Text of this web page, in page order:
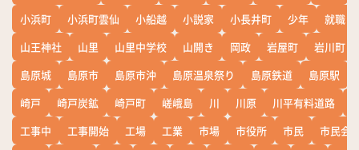
小浜町 小浜町雲仙 小船越 小説家 小長井町 少年
就職
山王神社
山里 山里中学校 山開き 岡政 岩屋町
岩川町
島原城
島原市 島原市沖 島原温泉祭り 島原鉄道 島原駅
崎戸
崎戸炭鉱 崎戸町 嵯峨島 川 川原 川平有料道路
工事中
工事開始 工場 工業 市場 市役所 市民
市民会